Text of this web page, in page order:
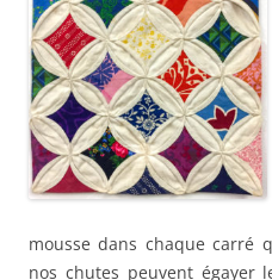
mousse dans chaque carré
nos chutes peuvent égayer